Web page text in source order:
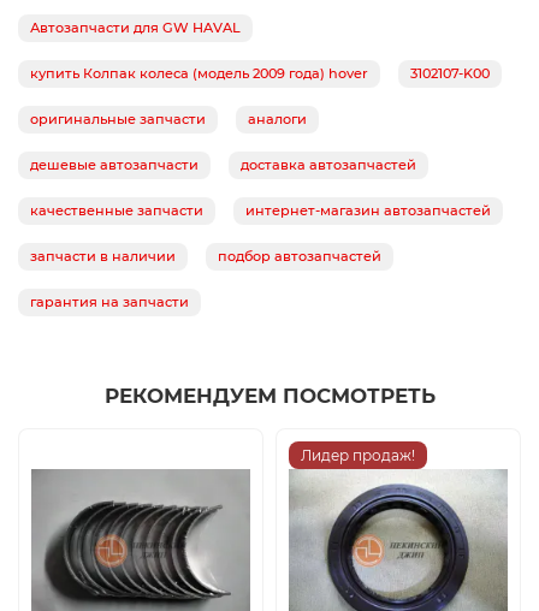
Автозапчасти для GW HAVAL
купить Колпак колеса (модель 2009 года) hover 3102107-K00
оригинальные запчасти аналоги
дешевые автозапчасти доставка автозапчастей
качественные запчасти интернет-магазин автозапчастей
запчасти в наличии подбор автозапчастей
гарантия на запчасти
РЕКОМЕНДУЕМ ПОСМОТРЕТЬ
Лидер продаж!